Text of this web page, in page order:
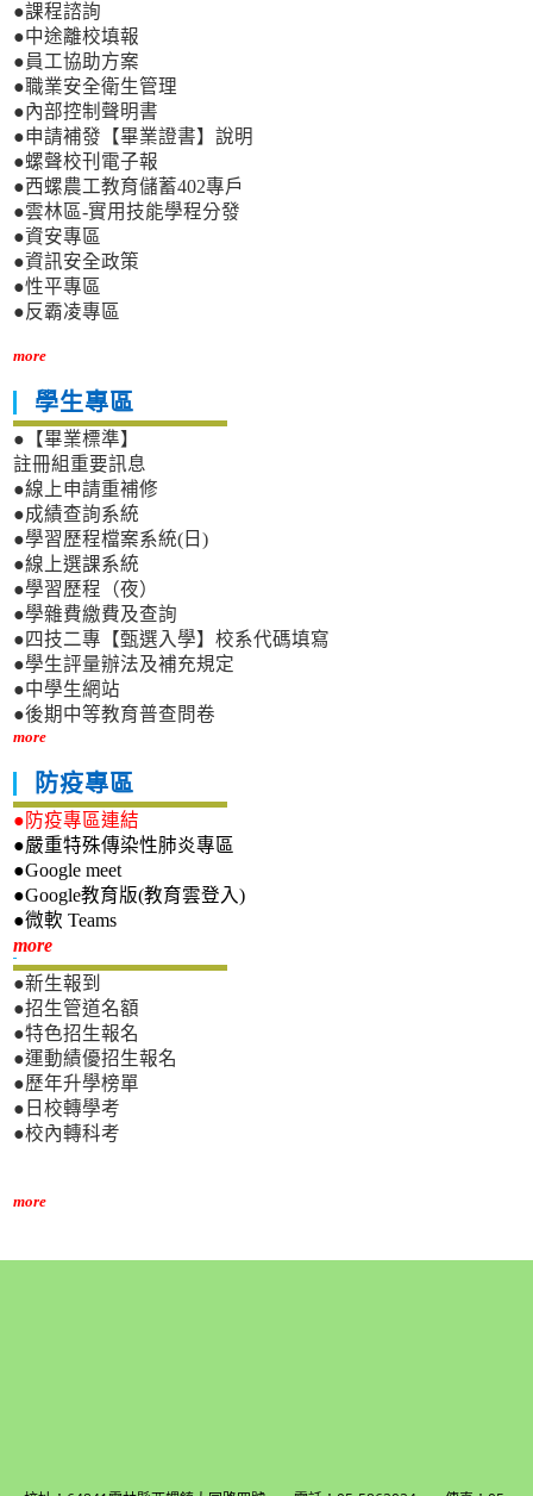
●課程諮詢
●中途離校填報
●員工協助方案
●職業安全衛生管理
●內部控制聲明書
●申請補發【畢業證書】說明
●螺聲校刊電子報
●西螺農工教育儲蓄402專戶
●雲林區-實用技能學程分發
●資安專區
●資訊安全政策
●性平專區
●反霸凌專區
more
學生專區
●【畢業標準】
註冊組重要訊息
●線上申請重補修
●成績查詢系統
●學習歷程檔案系統(日)
●線上選課系統
●學習歷程（夜）
●學雜費繳費及查詢
●四技二專【甄選入學】校系代碼填寫
●學生評量辦法及補充規定
●中學生網站
●後期中等教育普查問卷
more
防疫專區
●防疫專區連結
●嚴重特殊傳染性肺炎專區
●Google meet
●Google教育版(教育雲登入)
●微軟 Teams
more新生專區
●新生報到
●招生管道名額
●特色招生報名
●運動績優招生報名
●歷年升學榜單
●日校轉學考
●校內轉科考
more